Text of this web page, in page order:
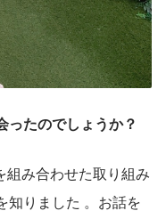
ったのでしょうか？
み合わせた取り組み
知りました 。お話を